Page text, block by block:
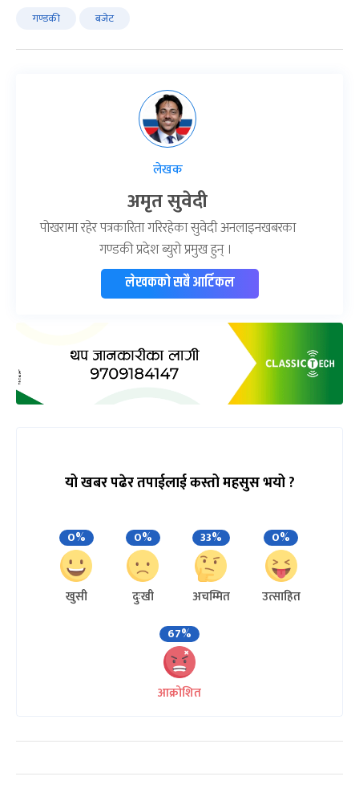
गण्डकी बजेट
लेखक
अमृत सुवेदी
पोखरामा रहेर पत्रकारिता गरिरहेका सुवेदी अनलाइनखबरका
गण्डकी प्रदेश ब्युरो प्रमुख हुन् ।
लेखकको सबै आर्टिकल
यो खबर पढेर तपाईलाई कस्तो महसुस भयो ?
0%
खुसी
0%
दुःखी
33%
अचम्मित
0%
उत्साहित
67%
आक्रोशित